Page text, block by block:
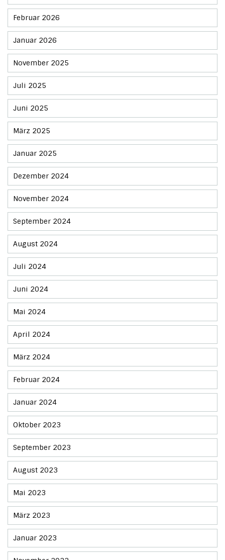
Februar 2026
Januar 2026
November 2025
Juli 2025
Juni 2025
März 2025
Januar 2025
Dezember 2024
November 2024
September 2024
August 2024
Juli 2024
Juni 2024
Mai 2024
April 2024
März 2024
Februar 2024
Januar 2024
Oktober 2023
September 2023
August 2023
Mai 2023
März 2023
Januar 2023